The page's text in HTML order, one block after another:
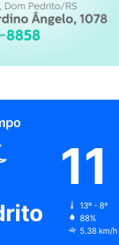
11
13º - 8º
88%
5.38 km/h